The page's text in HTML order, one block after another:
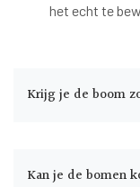
het echt te
Krijg je de boom
Kan je de bomen